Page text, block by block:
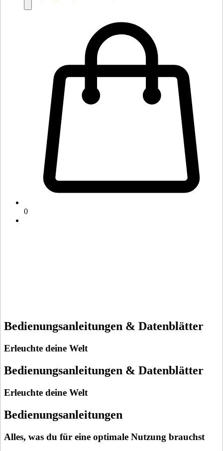
0
Bedienungsanleitungen & Datenblätter
Erleuchte deine Welt
Bedienungsanleitungen & Datenblätter
Erleuchte deine Welt
Bedienungsanleitungen
Alles, was du für eine optimale Nutzung brauchst